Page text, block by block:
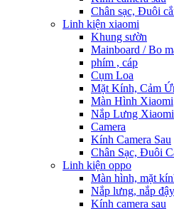
Chân sạc, Đuôi
Linh kiện xiaomi
Khung sườn
Mainboard / Bo
phím , cáp
Cụm Loa
Mặt Kính, Cảm
Màn Hình Xiaomi
Nắp Lưng Xiaomi
Camera
Kính Camera Sau
Chân Sạc, Đuôi
Linh kiện oppo
Màn hình, mặt
Nắp lưng, nắp
Kính camera sau